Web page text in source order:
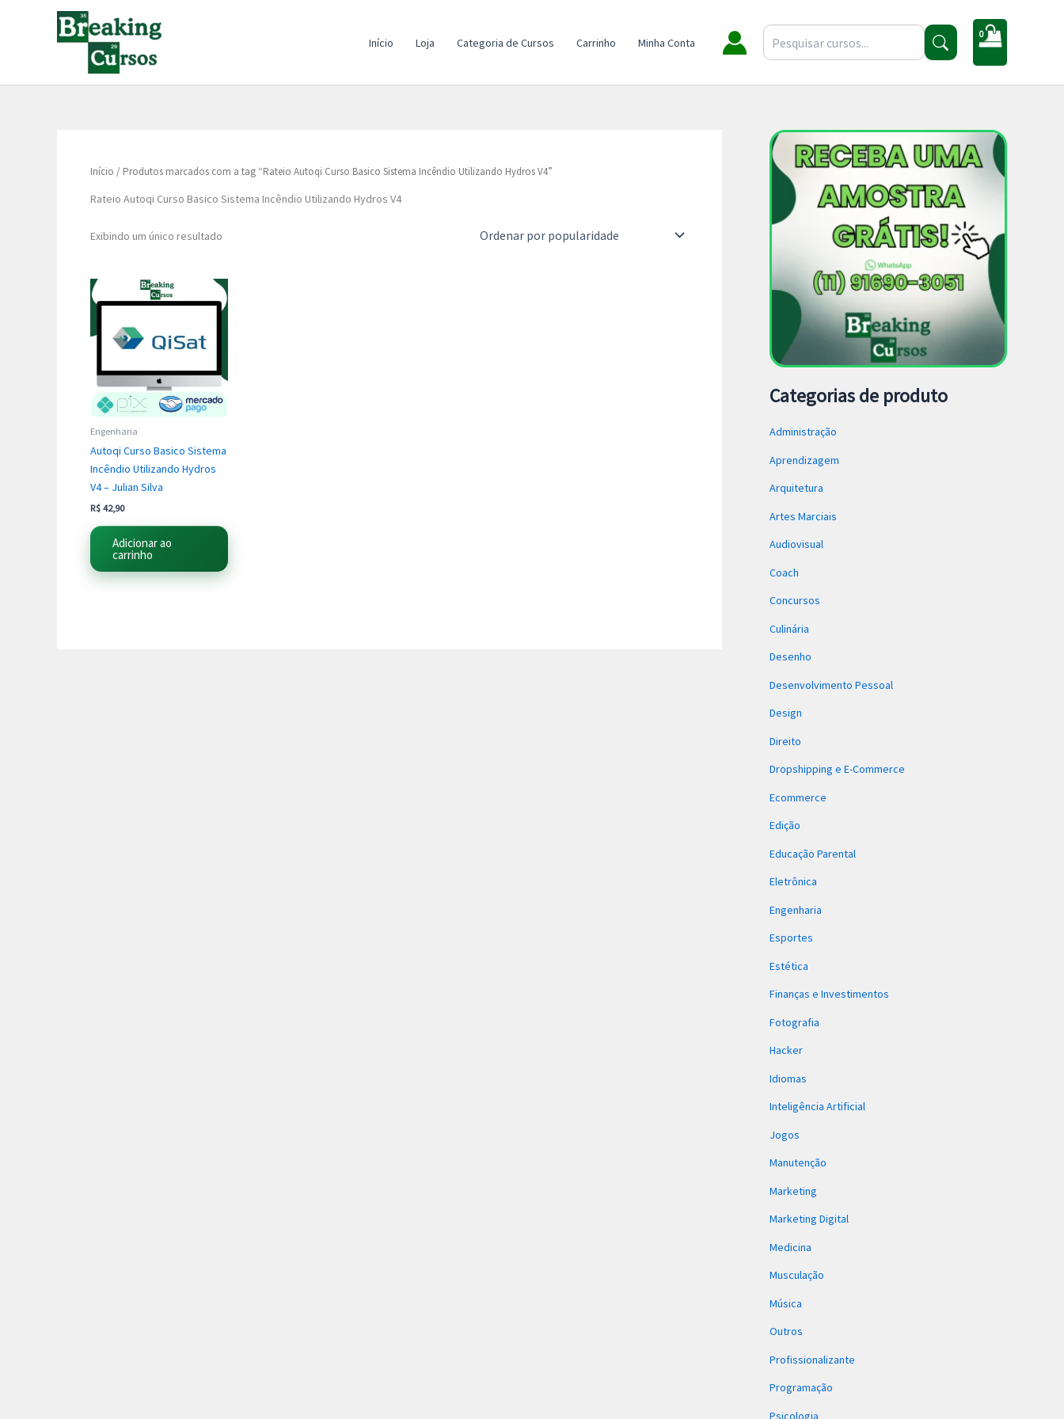
Início Loja Categoria de Cursos Carrinho Minha Conta
Início / Produtos marcados com a tag “Rateio Autoqi Curso Basico Sistema Incêndio Utilizando Hydros V4”
Rateio Autoqi Curso Basico Sistema Incêndio Utilizando Hydros V4
Exibindo um único resultado
Engenharia
Autoqi Curso Basico Sistema
Incêndio Utilizando Hydros
V4 – Julian Silva
R$ 42,90
Adicionar ao
carrinho
Categorias de produto
Administração
Aprendizagem
Arquitetura
Artes Marciais
Audiovisual
Coach
Concursos
Culinária
Desenho
Desenvolvimento Pessoal
Design
Direito
Dropshipping e E-Commerce
Ecommerce
Edição
Educação Parental
Eletrônica
Engenharia
Esportes
Estética
Finanças e Investimentos
Fotografia
Hacker
Idiomas
Inteligência Artificial
Jogos
Manutenção
Marketing
Marketing Digital
Medicina
Musculação
Música
Outros
Profissionalizante
Programação
Psicologia